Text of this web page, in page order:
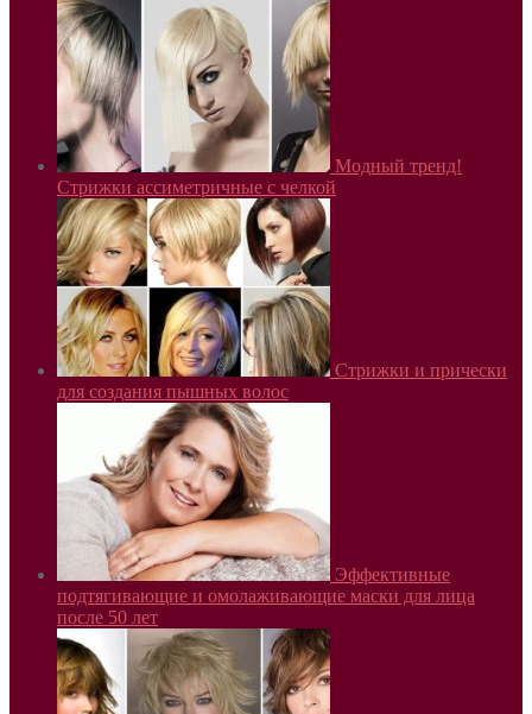
Модный тренд!
Стрижки ассиметричные с челкой
Стрижки и прически
для создания пышных волос
Эффективные
подтягивающие и омолаживающие маски для лица
после 50 лет